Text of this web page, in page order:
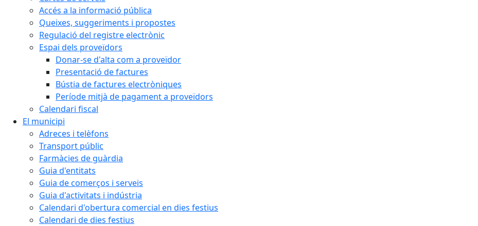
Accés a la informació pública
Queixes, suggeriments i propostes
Regulació del registre electrònic
Espai dels proveïdors
Donar-se d'alta com a proveïdor
Presentació de factures
Bústia de factures electròniques
Període mitjà de pagament a proveïdors
Calendari fiscal
El municipi
Adreces i telèfons
Transport públic
Farmàcies de guàrdia
Guia d'entitats
Guia de comerços i serveis
Guia d'activitats i indústria
Calendari d'obertura comercial en dies festius
Calendari de dies festius